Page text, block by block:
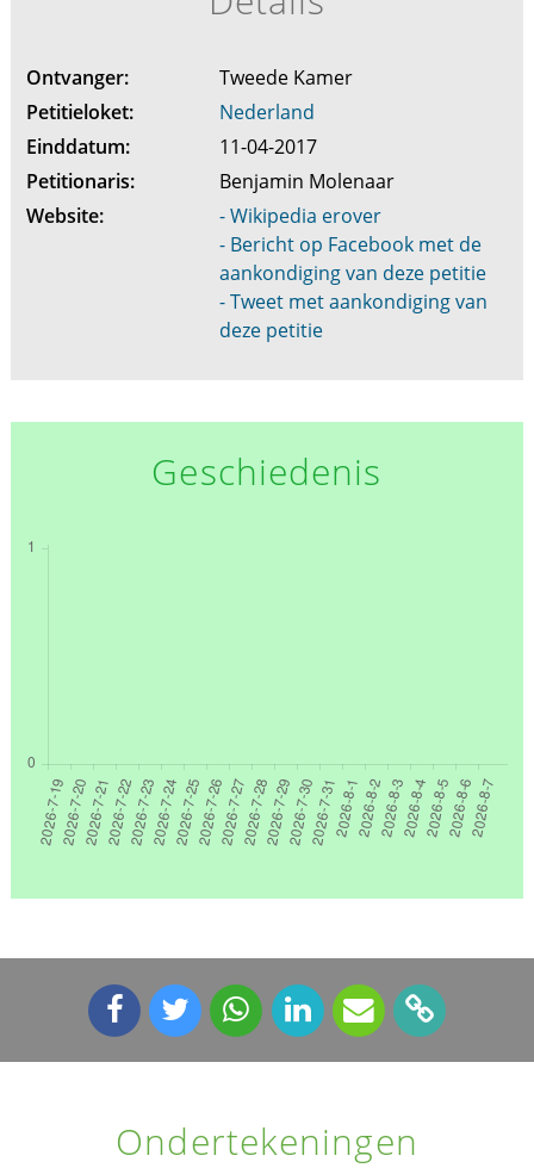
Ontvanger:
Tweede Kamer
Petitieloket:
Nederland
Einddatum:
11-04-2017
Petitionaris:
Benjamin Molenaar
Website:
- Wikipedia erover
- Bericht op Facebook met de
aankondiging van deze petitie
- Tweet met aankondiging van
deze petitie
Geschiedenis
Ondertekeningen